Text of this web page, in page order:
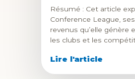
Résumé : Cet article
Conference League,
revenus qu’elle génère
les clubs et les
Lire l'article